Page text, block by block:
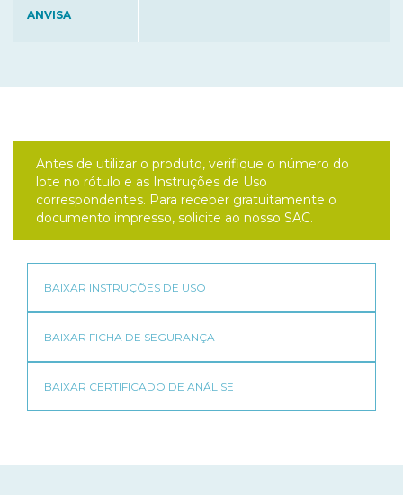
ANVISA
Antes de utilizar o produto, verifique o número do
lote no rótulo e as Instruções de Uso
correspondentes. Para receber gratuitamente o
documento impresso, solicite ao nosso SAC.